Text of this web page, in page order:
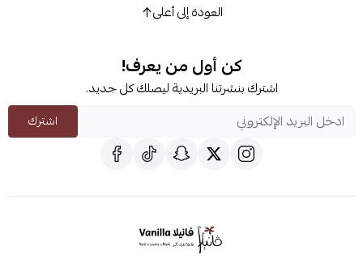
العودة إلى أعلى
كن أول من يعرف!
اشترك بنشرتنا البريدية ليصلك كل جديد.
اشترك